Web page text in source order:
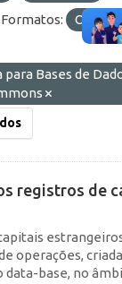
Formatos: OData
Bases de
registros de
operações,
data-base, no